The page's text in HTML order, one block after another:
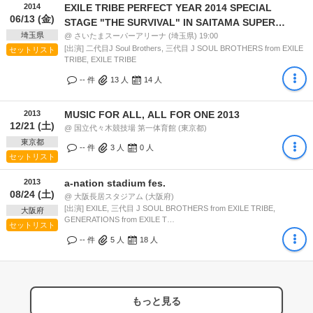
2014
06/13 (金)
埼玉県
セットリスト
EXILE TRIBE PERFECT YEAR 2014 SPECIAL
STAGE "THE SURVIVAL" IN SAITAMA SUPER
ARINA 10 DAYS
@ さいたまスーパーアリーナ (埼玉県) 19:00
[出演] 二代目J Soul Brothers, 三代目 J SOUL BROTHERS from EXILE
TRIBE, EXILE TRIBE
-- 件 13 人 14 人
2013
12/21 (土)
東京都
セットリスト
MUSIC FOR ALL, ALL FOR ONE 2013
@ 国立代々木競技場 第一体育館 (東京都)
-- 件 3 人 0 人
2013
08/24 (土)
大阪府
セットリスト
a-nation stadium fes.
@ 大阪長居スタジアム (大阪府)
[出演] EXILE, 三代目 J SOUL BROTHERS from EXILE TRIBE,
GENERATIONS from EXILE T…
-- 件 5 人 18 人
もっと見る